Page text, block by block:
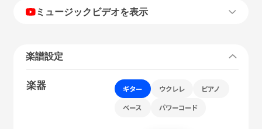
ミュージックビデオを表示
楽譜設定
楽器 ギター ウクレレ ピアノ
ベース パワーコード